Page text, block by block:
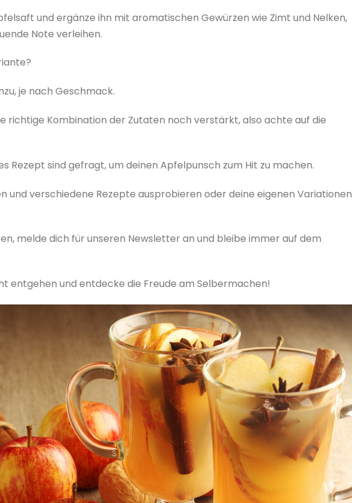
und ergänze ihn mit aromatischen Gewürzen wie Zimt und Nelken,
Note verleihen.
je nach Geschmack.
richtige Kombination der Zutaten noch verstärkt, also achte auf die
Rezept sind gefragt, um deinen Apfelpunsch zum Hit zu machen.
und verschiedene Rezepte ausprobieren oder deine eigenen Variationen
melde dich für unseren Newsletter an und bleibe immer auf dem
entgehen und entdecke die Freude am Selbermachen!